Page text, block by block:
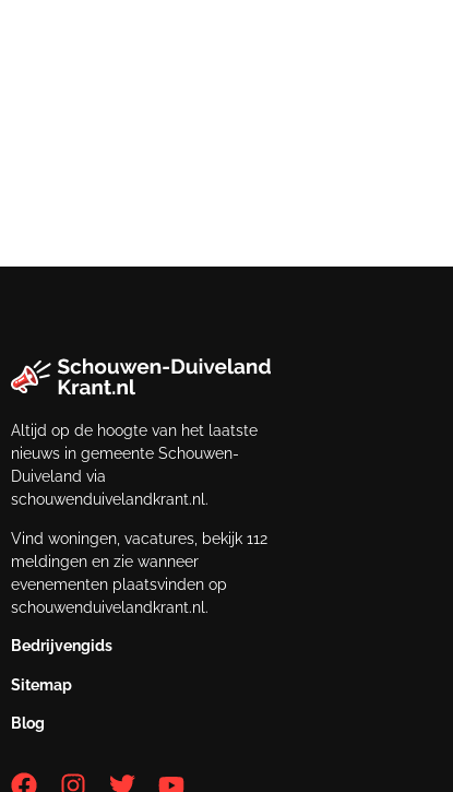
Altijd op de hoogte van het laatste
nieuws in gemeente Schouwen-
Duiveland via
schouwenduivelandkrant.nl.
Vind woningen, vacatures, bekijk 112
meldingen en zie wanneer
evenementen plaatsvinden op
schouwenduivelandkrant.nl.
Bedrijvengids
Sitemap
Blog